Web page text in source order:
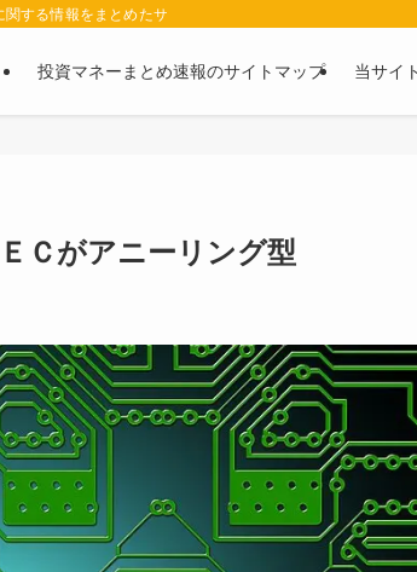
する情報をまとめたサイトです。お金に関する情報の口コ
投資マネーまとめ速報のサイトマップ 当サイ
Ｃがアニーリング型